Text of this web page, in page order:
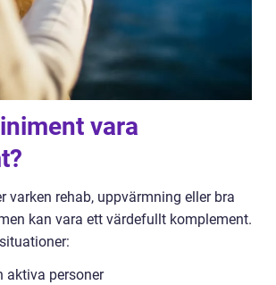
vara
varken rehab, uppvärmning eller bra
kan vara ett värdefullt komplement.
aktiva personer